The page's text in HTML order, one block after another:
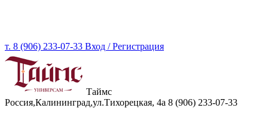
т. 8 (906) 233-07-33 Вход / Регистрация
Таймс
Россия,Калининград,ул.Тихорецкая, 4а 8 (906) 233-07-33